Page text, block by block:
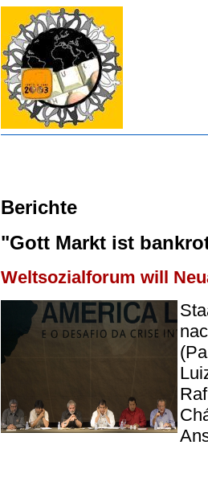
Berichte
"Gott Markt ist
Weltsozialforum will